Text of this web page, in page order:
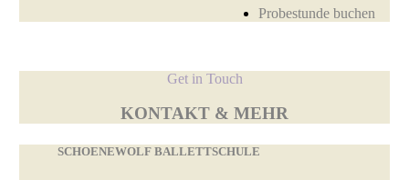
Probestunde buchen
Get in Touch
KONTAKT & MEHR
SCHOENEWOLF BALLETTSCHULE